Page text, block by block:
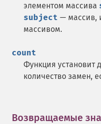
элементом массива
subject — массив,
массивом.
count
Функция установит
количество замен,
Возвращаемые